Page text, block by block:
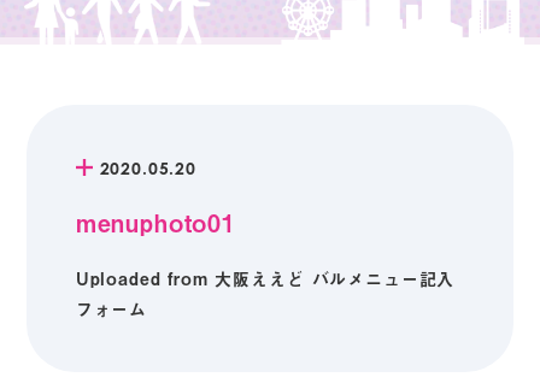
2020.05.20
menuphoto01
Uploaded from 大阪ええど バルメニュー記入
フォーム